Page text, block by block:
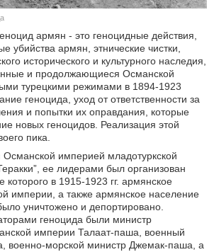
СПОРТ
ШОУ-БИЗНЕС
АВТО И МОТО
ЭГОИЗМ
БЛОГ
армян - это геноцидные действия,
убийства армян, этнические чистки,
исторического и культурного наследия,
и продолжающиеся Османской
турецкими режимами в 1894-1923
геноцида, уход от ответственности за
и попытки их оправдания, которые
новых геноцидов. Реализация этой
пика.
империей младотуркской
ее лидерами был организован
которого в 1915-1923 гг. армянское
империи, а также армянское население
уничтожено и депортировано.
геноцида были министр
империи Талаат-паша, военный
военно-морской министр Джемак-паша, а